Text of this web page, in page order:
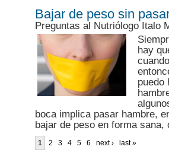
Bajar de peso sin
Preguntas al Nutriólogo Italo
hay
puedo
boca implica pasar hambre,
bajar de peso en forma sana,
1 2 3 4 5 6 next › last »